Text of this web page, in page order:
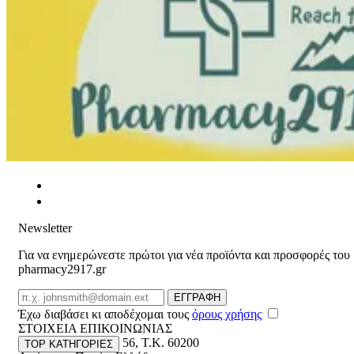
Newsletter
Για να ενημερώνεστε πρώτοι για νέα προϊόντα και προσφορές του
pharmacy2917.gr
Email
ΕΓΓΡΑΦΗ
Έχω διαβάσει κι αποδέχομαι τους όρους χρήσης
ΣΤΟΙΧΕΙΑ ΕΠΙΚΟΙΝΩΝΙΑΣ
Βασ. Κωνσταντίνου 56, T.K. 60200
TOP ΚΑΤΗΓΟΡΙΕΣ